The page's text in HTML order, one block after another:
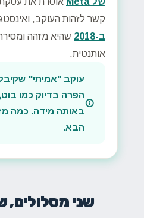
קשר לזהות העוקב,
ב-2018
שהיא מזהה
אותנטית.
עוקב "אמיתי"
הפרה בדיוק כמו
באותה מידה. כמה
הבא.
שני מסלולים,